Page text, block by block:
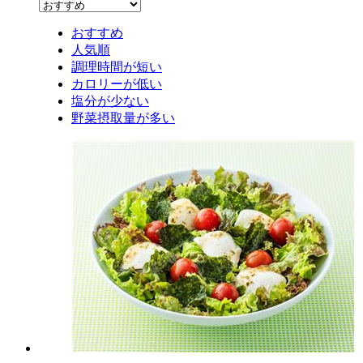
おすすめ
人気順
調理時間が短い
カロリーが低い
塩分が少ない
野菜摂取量が多い